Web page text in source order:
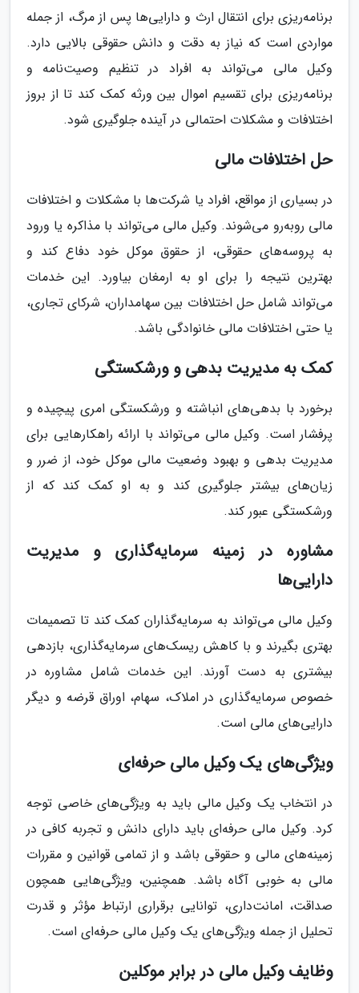
برنامه‌ریزی برای انتقال ارث و دارایی‌ها پس از مرگ، از جمله
مواردی است که نیاز به دقت و دانش حقوقی بالایی دارد.
وکیل مالی می‌تواند به افراد در تنظیم وصیت‌نامه و
برنامه‌ریزی برای تقسیم اموال بین ورثه کمک کند تا از بروز
اختلافات و مشکلات احتمالی در آینده جلوگیری شود.
حل اختلافات مالی
در بسیاری از مواقع، افراد یا شرکت‌ها با مشکلات و اختلافات
مالی روبه‌رو می‌شوند. وکیل مالی می‌تواند با مذاکره یا ورود
به پروسه‌های حقوقی، از حقوق موکل خود دفاع کند و
بهترین نتیجه را برای او به ارمغان بیاورد. این خدمات
می‌تواند شامل حل اختلافات بین سهامداران، شرکای تجاری،
یا حتی اختلافات مالی خانوادگی باشد.
کمک به مدیریت بدهی و ورشکستگی
برخورد با بدهی‌های انباشته و ورشکستگی امری پیچیده و
پرفشار است. وکیل مالی می‌تواند با ارائه راهکارهایی برای
مدیریت بدهی و بهبود وضعیت مالی موکل خود، از ضرر و
زیان‌های بیشتر جلوگیری کند و به او کمک کند که از
ورشکستگی عبور کند.
مشاوره در زمینه سرمایه‌گذاری و مدیریت
دارایی‌ها
وکیل مالی می‌تواند به سرمایه‌گذاران کمک کند تا تصمیمات
بهتری بگیرند و با کاهش ریسک‌های سرمایه‌گذاری، بازدهی
بیشتری به دست آورند. این خدمات شامل مشاوره در
خصوص سرمایه‌گذاری در املاک، سهام، اوراق قرضه و دیگر
دارایی‌های مالی است.
ویژگی‌های یک وکیل مالی حرفه‌ای
در انتخاب یک وکیل مالی باید به ویژگی‌های خاصی توجه
کرد. وکیل مالی حرفه‌ای باید دارای دانش و تجربه کافی در
زمینه‌های مالی و حقوقی باشد و از تمامی قوانین و مقررات
مالی به خوبی آگاه باشد. همچنین، ویژگی‌هایی همچون
صداقت، امانت‌داری، توانایی برقراری ارتباط مؤثر و قدرت
تحلیل از جمله ویژگی‌های یک وکیل مالی حرفه‌ای است.
وظایف وکیل مالی در برابر موکلین